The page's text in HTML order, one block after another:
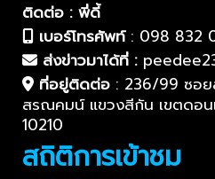
ติดต่อ : พี่ดี้
เบอร์โทรศัพท์: 098 832
ส่งข่าวมาได้ที่ :
ที่อยู่ติดต่อ : 236/99 ซอ
สรณคมน์ แขวงสีกัน เขตดอน
10210
สถิติการเข้าชม